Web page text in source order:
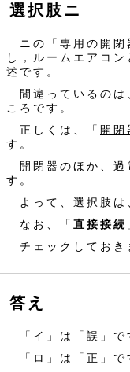
選択肢ニ
ニの「専用の開閉
し，ルームエアコ
述です。
間違っているのは
ころです。
正しくは、「 開閉
す。
開閉器のほか、過
す。
よって、選択肢は
なお、「 直接接続
チェックしておき
答え
「イ」は「誤」で
「ロ」は「正」で